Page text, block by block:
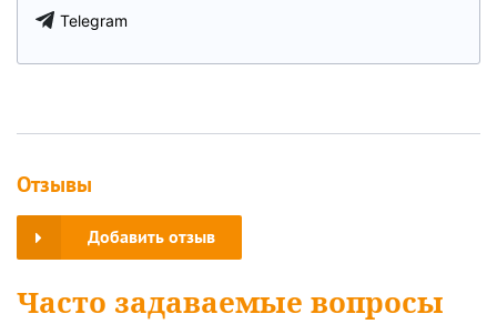
Telegram
Отзывы
Добавить отзыв
Часто задаваемые вопросы